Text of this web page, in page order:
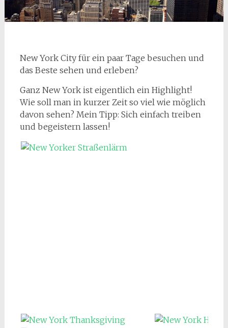
New York City für ein paar Tage besuchen und
das Beste sehen und erleben?
Ganz New York ist eigentlich ein Highlight!
Wie soll man in kurzer Zeit so viel wie möglich
davon sehen? Mein Tipp: Sich einfach treiben
und begeistern lassen!